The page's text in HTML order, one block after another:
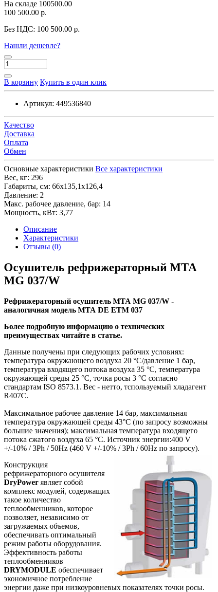
На складе 100500.00
100 500.00 р.
Без НДС: 100 500.00 р.
Нашли дешевле?
В корзину Купить в один клик
Артикул: 449536840
Качество
Доставка
Оплата
Обмен
Основные характеристики Все характеристики
Вес, кг: 296
Габариты, см: 66х135,1х126,4
Давление: 2
Макс. рабочее давление, бар: 14
Мощность, кВт: 3,77
Описание
Характеристики
Отзывы (0)
Осушитель рефрижераторный МТА
MG 037/W
Рефрижераторный осушитель МТА MG 037/W -
аналогичная модель МТА DE ETM 037
Более подробную информацию о технических
преимуществах читайте в статье.
Данные получены при следующих рабочих условиях:
температура окружающего воздуха 20 °C/давление 1 бар,
температура входящего потока воздуха 35 °C, температура
окружающей среды 25 °C, точка росы 3 °C согласно
стандартам ISO 8573.1. Вес - нетто, тспользуемый хладагент
R407C.
Максимальное рабочее давление 14 бар, максимальная
температура окружающей среды 43°C (по запросу возможны
большие значения); максимальная температура входящего
потока сжатого воздуха 65 °C. Источник энергии:400 V
+/-10% / 3Ph / 50Hz (460 V +/-10% / 3Ph / 60Hz по запросу).
Конструкция
рефрижераторного осушителя
DryPower являет собой
комплекс модулей, содержащих
такое количество
теплообменников, которое
позволяет, независимо от
загружаемых объемов,
обеспечивать оптимальный
режим работы оборудования.
Эффективность работы
теплообменников
DRYMODULE обеспечивает
экономичное потребление
энергии даже при низкоуровневых показателях точки росы.